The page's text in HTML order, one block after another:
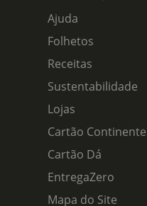
Ajuda
Folhetos
Receitas
Sustentabilidade
Lojas
Cartão Continente
Cartão Dá
EntregaZero
Mapa do Site